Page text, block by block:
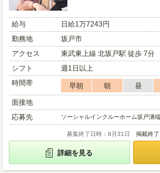
給与
日給1万7243円
勤務地
坂戸市
アクセス
東武東上線 北坂戸駅 徒歩 7分
シフト
週1日以上
時間帯
早朝 朝 昼
面接地
応募先
ソーシャルインクルーホーム坂戸溝
募集終了日時：8月31日 掲載終
詳細を見る